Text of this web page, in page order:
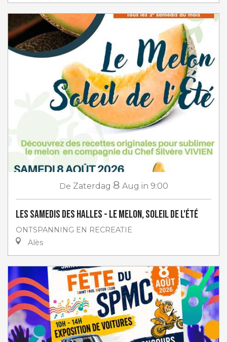
De Zaterdag 8 Aug in 9:00
Les Samedis des Halles - Le melon, soleil de l'été
ONTSPANNING EN RECREATIE
Alès